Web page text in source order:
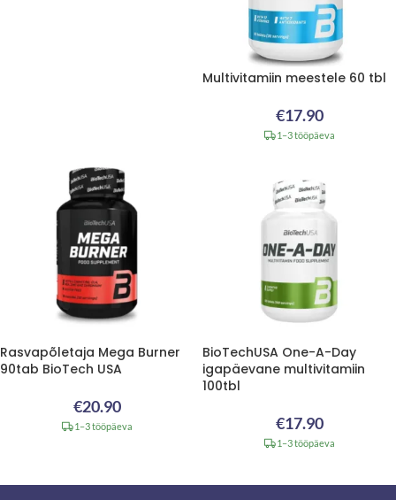
Multivitamiin meestele 60 tbl
€17.90
1–3 tööpäeva
Rasvapõletaja Mega Burner
90tab BioTech USA
€20.90
1–3 tööpäeva
BioTechUSA One-A-Day
igapäevane multivitamiin
100tbl
€17.90
1–3 tööpäeva